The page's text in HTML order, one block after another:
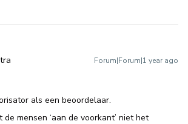
Forum|Forum|1 year ago
als een beoordelaar.
mensen ‘aan de voorkant’ niet het